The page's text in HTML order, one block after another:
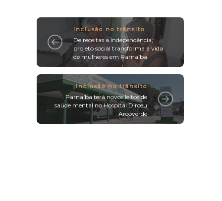
Inclusão no trânsito
De receitas a independência;
projeto social transforma a vida
de mulheres em Parnaíba
Inclusão no trânsito
Parnaíba terá novos leitos de
saúde mental no Hospital Dirceu
Arcoverde